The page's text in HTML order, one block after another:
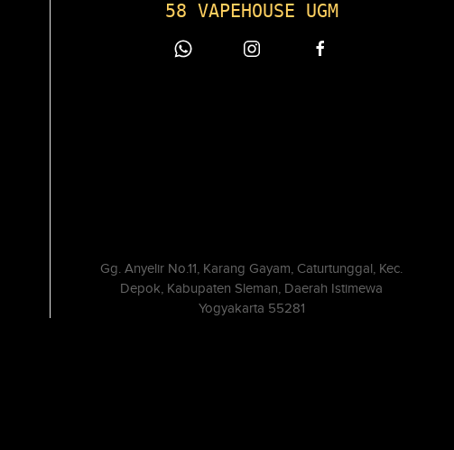
58 VAPEHOUSE UGM
Gg. Anyelir No.11, Karang Gayam, Caturtunggal, Kec.
Depok, Kabupaten Sleman, Daerah Istimewa
Yogyakarta 55281